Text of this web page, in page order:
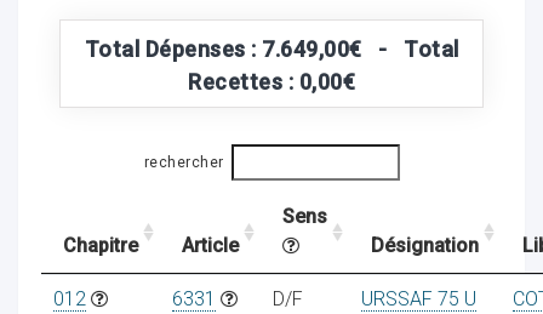
Total Dépenses : 7.649,00€ - Total
Recettes : 0,00€
rechercher
Chapitre Article
Sens
Désignation
012 6331 D/F URSSAF 75 U